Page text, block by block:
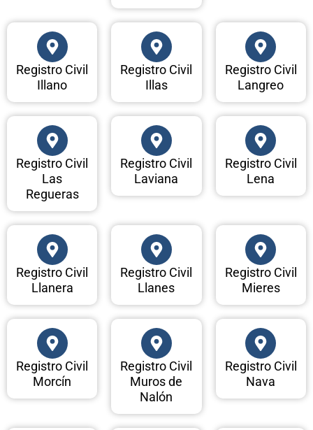
Registro Civil
Illano
Registro Civil
Illas
Registro Civil
Langreo
Registro Civil
Las
Regueras
Registro Civil
Laviana
Registro Civil
Lena
Registro Civil
Llanera
Registro Civil
Llanes
Registro Civil
Mieres
Registro Civil
Morcín
Registro Civil
Muros de
Nalón
Registro Civil
Nava